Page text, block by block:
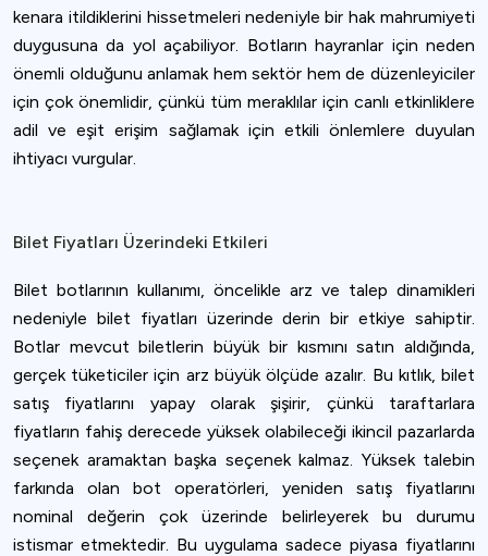
kenara itildiklerini hissetmeleri nedeniyle bir hak mahrumiyeti
duygusuna da yol açabiliyor. Botların hayranlar için neden
önemli olduğunu anlamak hem sektör hem de düzenleyiciler
için çok önemlidir, çünkü tüm meraklılar için canlı etkinliklere
adil ve eşit erişim sağlamak için etkili önlemlere duyulan
ihtiyacı vurgular.
Bilet Fiyatları Üzerindeki Etkileri
Bilet botlarının kullanımı, öncelikle arz ve talep dinamikleri
nedeniyle bilet fiyatları üzerinde derin bir etkiye sahiptir.
Botlar mevcut biletlerin büyük bir kısmını satın aldığında,
gerçek tüketiciler için arz büyük ölçüde azalır. Bu kıtlık, bilet
satış fiyatlarını yapay olarak şişirir, çünkü taraftarlara
fiyatların fahiş derecede yüksek olabileceği ikincil pazarlarda
seçenek aramaktan başka seçenek kalmaz. Yüksek talebin
farkında olan bot operatörleri, yeniden satış fiyatlarını
nominal değerin çok üzerinde belirleyerek bu durumu
istismar etmektedir. Bu uygulama sadece piyasa fiyatlarını